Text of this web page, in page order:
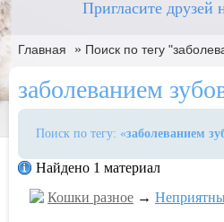
Пригласите друзей
Главная » Поиск по тегу
заболеванием
Поиск по тегу: «заболеванием
Найдено 1 материал
Кошки разное →